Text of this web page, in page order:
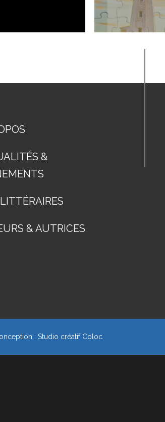
&
& AUTRICES
: Studio créatif Coloc